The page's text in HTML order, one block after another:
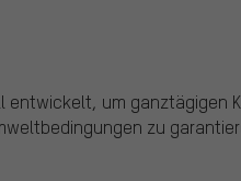
um ganztägigen
zu